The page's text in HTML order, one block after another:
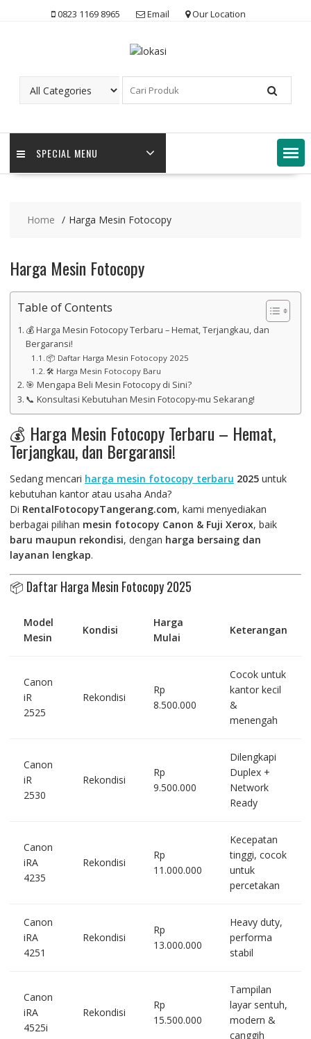
0823 1169 8965 Email Our Location
SPECIAL MENU
Home Harga Mesin Fotocopy
Harga Mesin Fotocopy
Table of Contents
💰 Harga Mesin Fotocopy Terbaru – Hemat, Terjangkau, dan
Bergaransi!
📦 Daftar Harga Mesin Fotocopy 2025
🛠️ Harga Mesin Fotocopy Baru
🎯 Mengapa Beli Mesin Fotocopy di Sini?
📞 Konsultasi Kebutuhan Mesin Fotocopy-mu Sekarang!
💰 Harga Mesin Fotocopy Terbaru – Hemat,
Terjangkau, dan Bergaransi!
Sedang mencari harga mesin fotocopy terbaru 2025untuk
kebutuhan kantor atau usaha Anda?
Di RentalFotocopyTangerang.com, kami menyediakan
berbagai pilihan mesin fotocopy Canon & Fuji Xerox, baik
baru maupun rekondisi, dengan harga bersaing dan
layanan lengkap.
📦 Daftar Harga Mesin Fotocopy 2025
Model
Mesin
Kondisi
Harga
Mulai
Keterangan
Canon
iR
2525
Rekondisi
Rp
8.500.000
Cocok untuk
kantor kecil
&
menengah
Canon
iR
2530
Rekondisi
Rp
9.500.000
Dilengkapi
Duplex +
Network
Ready
Canon
iRA
4235
Rekondisi
Rp
11.000.000
Kecepatan
tinggi, cocok
untuk
percetakan
Canon
iRA
4251
Rekondisi
Rp
13.000.000
Heavy duty,
performa
stabil
Canon
iRA
4525i
Rekondisi
Rp
15.500.000
Tampilan
layar sentuh,
modern &
canggih